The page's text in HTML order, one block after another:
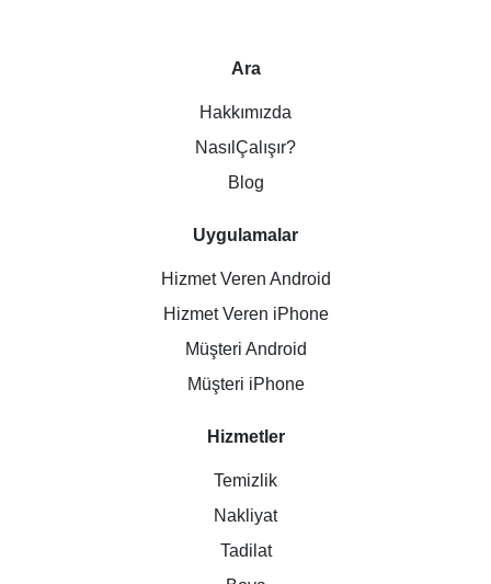
Ara
Hakkımızda
NasılÇalışır?
Blog
Uygulamalar
Hizmet Veren Android
Hizmet Veren iPhone
Müşteri Android
Müşteri iPhone
Hizmetler
Temizlik
Nakliyat
Tadilat